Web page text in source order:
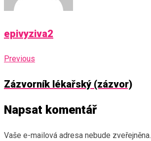
epivyziva2
Navigace
pro
Previous
Previous
Zázvorník lékařský (zázvor)
Napsat komentář
Vaše e-mailová adresa nebude zveřejněna.